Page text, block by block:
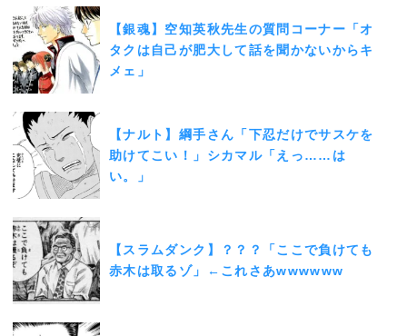
【銀魂】空知英秋先生の質問コーナー「オ
タクは自己が肥大して話を聞かないからキ
メェ」
【ナルト】綱手さん「下忍だけでサスケを
助けてこい！」シカマル「えっ……は
い。」
【スラムダンク】？？？「ここで負けても
赤木は取るゾ」←これさあwwwwww